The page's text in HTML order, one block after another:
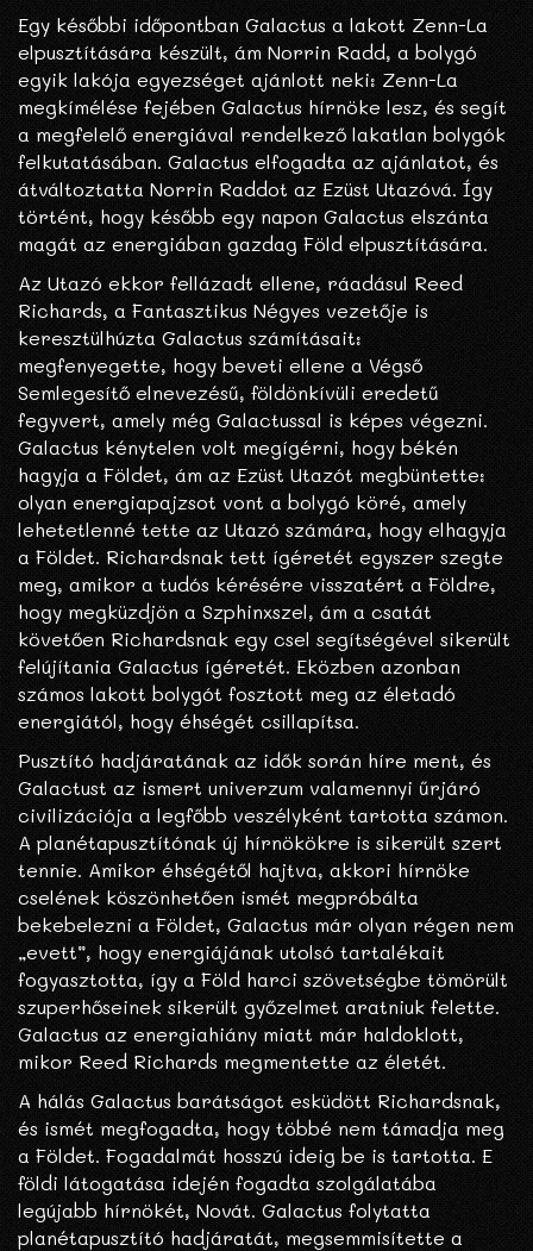
Egy későbbi időpontban Galactus a lakott Zenn-La
elpusztítására készült, ám Norrin Radd, a bolygó
egyik lakója egyezséget ajánlott neki: Zenn-La
megkímélése fejében Galactus hírnöke lesz, és segít
a megfelelő energiával rendelkező lakatlan bolygók
felkutatásában. Galactus elfogadta az ajánlatot, és
átváltoztatta Norrin Raddot az Ezüst Utazóvá. Így
történt, hogy később egy napon Galactus elszánta
magát az energiában gazdag Föld elpusztítására.
Az Utazó ekkor fellázadt ellene, ráadásul Reed
Richards, a Fantasztikus Négyes vezetője is
keresztülhúzta Galactus számításait:
megfenyegette, hogy beveti ellene a Végső
Semlegesítő elnevezésű, földönkívüli eredetű
fegyvert, amely még Galactussal is képes végezni.
Galactus kénytelen volt megígérni, hogy békén
hagyja a Földet, ám az Ezüst Utazót megbüntette:
olyan energiapajzsot vont a bolygó köré, amely
lehetetlenné tette az Utazó számára, hogy elhagyja
a Földet. Richardsnak tett ígéretét egyszer szegte
meg, amikor a tudós kérésére visszatért a Földre,
hogy megküzdjön a Szphinxszel, ám a csatát
követően Richardsnak egy csel segítségével sikerült
felújítania Galactus ígéretét. Eközben azonban
számos lakott bolygót fosztott meg az életadó
energiától, hogy éhségét csillapítsa.
Pusztító hadjáratának az idők során híre ment, és
Galactust az ismert univerzum valamennyi űrjáró
civilizációja a legfőbb veszélyként tartotta számon.
A planétapusztítónak új hírnökökre is sikerült szert
tennie. Amikor éhségétől hajtva, akkori hírnöke
cselének köszönhetően ismét megpróbálta
bekebelezni a Földet, Galactus már olyan régen nem
„evett”, hogy energiájának utolsó tartalékait
fogyasztotta, így a Föld harci szövetségbe tömörült
szuperhőseinek sikerült győzelmet aratniuk felette.
Galactus az energiahiány miatt már haldoklott,
mikor Reed Richards megmentette az életét.
A hálás Galactus barátságot esküdött Richardsnak,
és ismét megfogadta, hogy többé nem támadja meg
a Földet. Fogadalmát hosszú ideig be is tartotta. E
földi látogatása idején fogadta szolgálatába
legújabb hírnökét, Novát. Galactus folytatta
planétapusztító hadjáratát, megsemmisítette a